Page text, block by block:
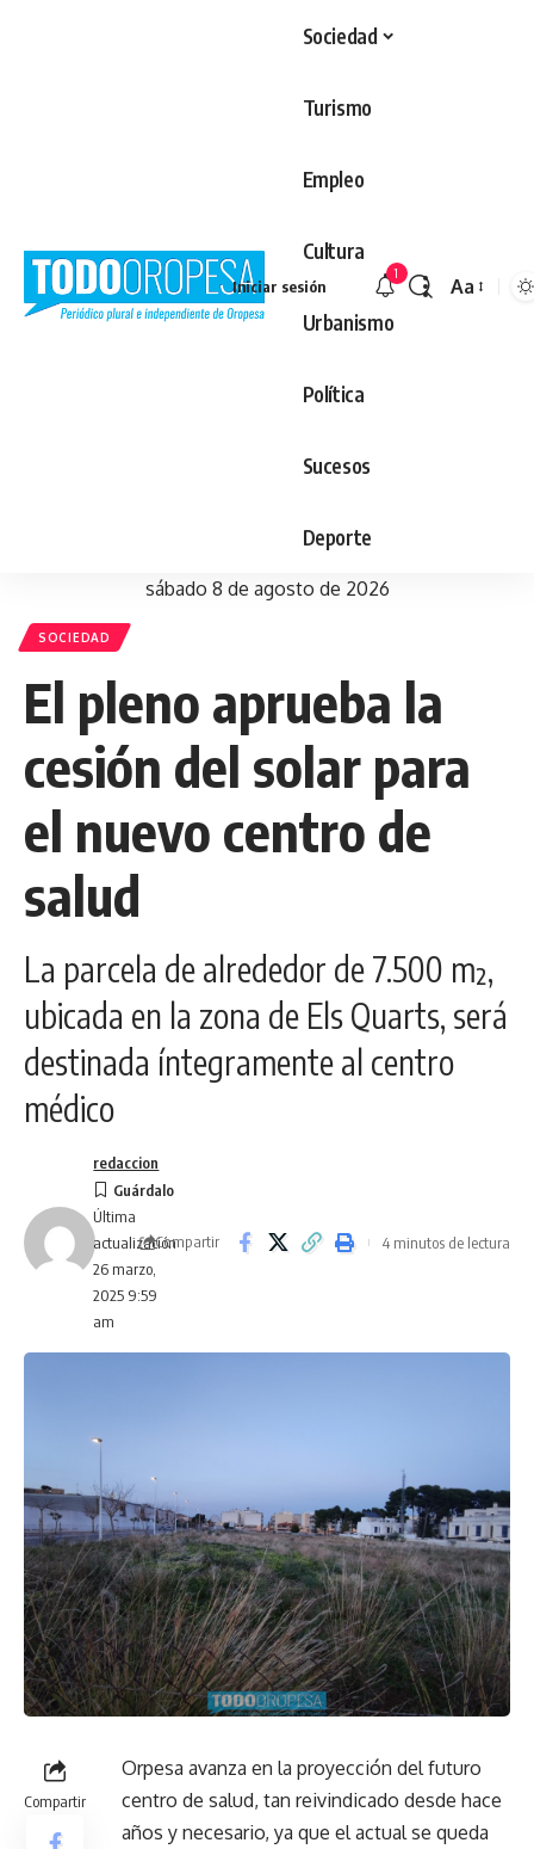
Sociedad
Turismo
Empleo
Cultura
Urbanismo
Política
Sucesos
Deporte
Iniciar sesión
1
Aa
sábado 8 de agosto de 2026
SOCIEDAD
El pleno aprueba la
cesión del solar para
el nuevo centro de
salud
La parcela de alrededor de 7.500 m²,
ubicada en la zona de Els Quarts, será
destinada íntegramente al centro
médico
Última
actualización
26 marzo,
2025 9:59
am
redaccion
Compartir 4 minutos de lectura
Compartir
Orpesa avanza en la proyección del futuro
centro de salud, tan reivindicado desde hace
años y necesario, ya que el actual se queda